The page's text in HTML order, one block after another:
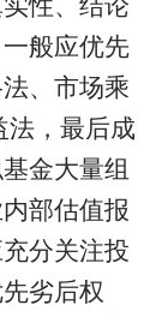
性、结论
般应优先
、市场乘
法，最后成
金大量组
部估值报
分关注投
劣后权